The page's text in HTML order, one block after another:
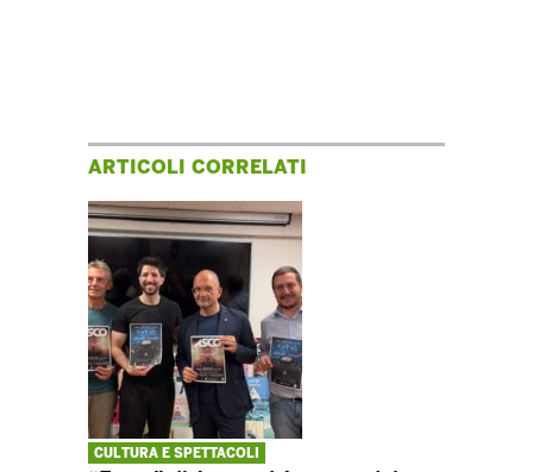
ARTICOLI CORRELATI
CULTURA E SPETTACOLI